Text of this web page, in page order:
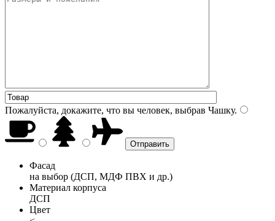
Пожалуйста, докажите, что вы человек, выбрав Чашку.
Фасад
на выбор (ДСП, МДФ ПВХ и др.)
Материал корпуса
ДСП
Цвет